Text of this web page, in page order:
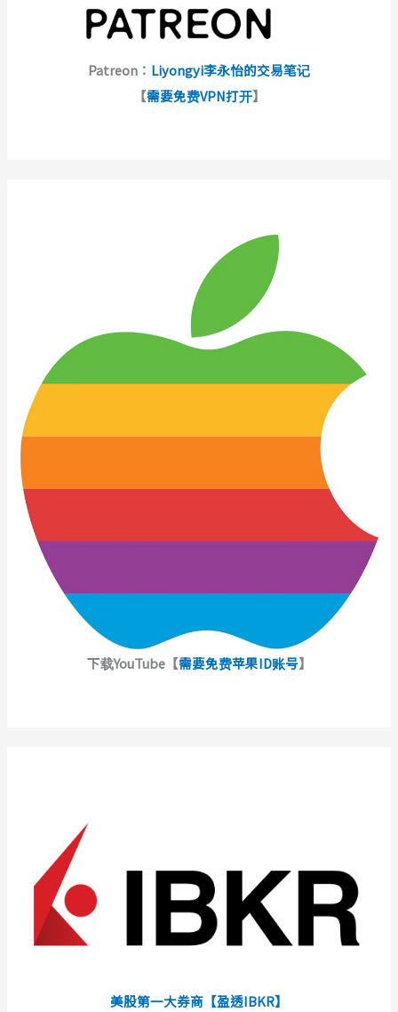
Patreon： Liyongyi李永怡的交易笔记
【需要免费VPN打开】
下载YouTube【需要免费苹果ID账号】
美股第一大券商【盈透IBKR】